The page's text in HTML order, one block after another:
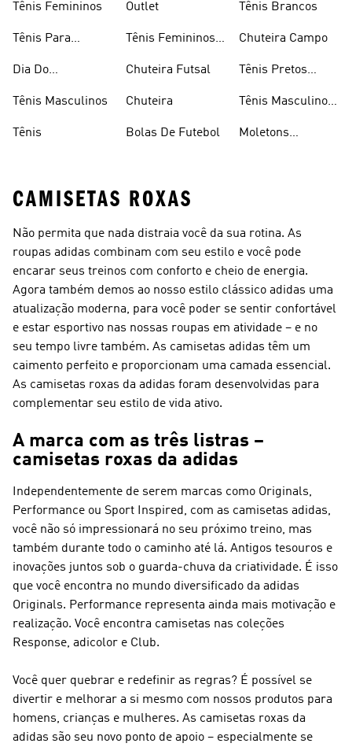
Tênis Femininos
Tênis Para
Dia Do
Tênis Masculinos
Tênis
Outlet
Tênis Femininos
Chuteira Futsal
Chuteira
Bolas De Futebol
Tênis Brancos
Chuteira Campo
Tênis Pretos
Tênis Masculino
Moletons
CAMISETAS ROXAS
Não permita que nada distraia você da sua rotina. As
roupas adidas combinam com seu estilo e você pode
encarar seus treinos com conforto e cheio de energia.
Agora também demos ao nosso estilo clássico adidas uma
atualização moderna, para você poder se sentir confortável
e estar esportivo nas nossas roupas em atividade – e no
seu tempo livre também. As camisetas adidas têm um
caimento perfeito e proporcionam uma camada essencial.
As camisetas roxas da adidas foram desenvolvidas para
complementar seu estilo de vida ativo.
A marca com as três listras –
camisetas roxas da adidas
Independentemente de serem marcas como Originals,
Performance ou Sport Inspired, com as camisetas adidas,
você não só impressionará no seu próximo treino, mas
também durante todo o caminho até lá. Antigos tesouros e
inovações juntos sob o guarda-chuva da criatividade. É isso
que você encontra no mundo diversificado da adidas
Originals. Performance representa ainda mais motivação e
realização. Você encontra camisetas nas coleções
Response, adicolor e Club.
Você quer quebrar e redefinir as regras? É possível se
divertir e melhorar a si mesmo com nossos produtos para
homens, crianças e mulheres. As camisetas roxas da
adidas são seu novo ponto de apoio – especialmente se